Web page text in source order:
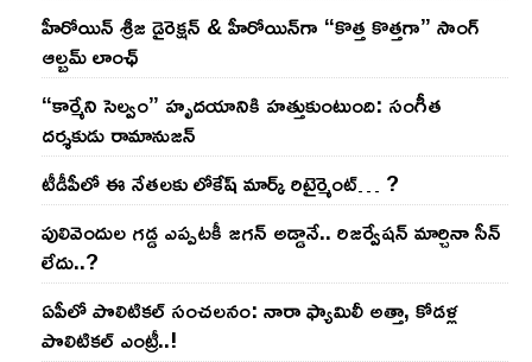
హీరోయిన్ శ్రీజ డైరెక్ష‌న్ & హీరోయిన్‌గా “కొత్త కొత్తగా” సాంగ్
ఆల్బమ్ లాంఛ్
“కార్మేని సెల్వం” హృదయానికి హత్తుకుంటుంది: సంగీత
దర్శకుడు రామానుజన్
టీడీపీలో ఈ నేత‌ల‌కు లోకేష్ మార్క్ రిటైర్మెంట్‌… ?
పులివెందుల గ‌డ్డ ఎప్ప‌ట‌కీ జ‌గ‌న్ అడ్డానే.. రిజ‌ర్వేష‌న్ మార్చినా సీన్
లేదు..?
ఏపీలో పొలిటిక‌ల్ సంచ‌ల‌నం: నారా ఫ్యామిలీ అత్తా, కోడ‌ళ్ల
పొలిటికల్ ఎంట్రీ..!